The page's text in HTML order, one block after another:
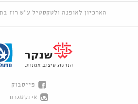
הארכיון לאופנה ולטקסטיל ע"ש רוז
פייסבוק
אינסטגרם